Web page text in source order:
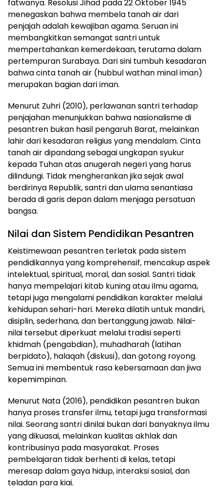
fatwanya. Resolusi Jihad pada 22 Oktober 1945
menegaskan bahwa membela tanah air dari
penjajah adalah kewajiban agama. Seruan ini
membangkitkan semangat santri untuk
mempertahankan kemerdekaan, terutama dalam
pertempuran Surabaya. Dari sini tumbuh kesadaran
bahwa cinta tanah air (hubbul wathan minal iman)
merupakan bagian dari iman.
Menurut Zuhri (2010), perlawanan santri terhadap
penjajahan menunjukkan bahwa nasionalisme di
pesantren bukan hasil pengaruh Barat, melainkan
lahir dari kesadaran religius yang mendalam. Cinta
tanah air dipandang sebagai ungkapan syukur
kepada Tuhan atas anugerah negeri yang harus
dilindungi. Tidak mengherankan jika sejak awal
berdirinya Republik, santri dan ulama senantiasa
berada di garis depan dalam menjaga persatuan
bangsa.
Nilai dan Sistem Pendidikan Pesantren
Keistimewaan pesantren terletak pada sistem
pendidikannya yang komprehensif, mencakup aspek
intelektual, spiritual, moral, dan sosial. Santri tidak
hanya mempelajari kitab kuning atau ilmu agama,
tetapi juga mengalami pendidikan karakter melalui
kehidupan sehari-hari. Mereka dilatih untuk mandiri,
disiplin, sederhana, dan bertanggung jawab. Nilai-
nilai tersebut diperkuat melalui tradisi seperti
khidmah (pengabdian), muhadharah (latihan
berpidato), halaqah (diskusi), dan gotong royong.
Semua ini membentuk rasa kebersamaan dan jiwa
kepemimpinan.
Menurut Nata (2016), pendidikan pesantren bukan
hanya proses transfer ilmu, tetapi juga transformasi
nilai. Seorang santri dinilai bukan dari banyaknya ilmu
yang dikuasai, melainkan kualitas akhlak dan
kontribusinya pada masyarakat. Proses
pembelajaran tidak berhenti di kelas, tetapi
meresap dalam gaya hidup, interaksi sosial, dan
teladan para kiai.